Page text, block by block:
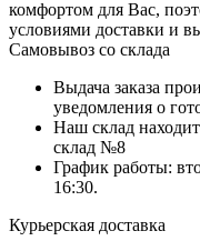
комфортом для Вас,
условиями доставки и
Самовывоз со склада
Выдача заказа
уведомления о
Наш склад
склад №8
График работы:
16:30.
Курьерская доставка